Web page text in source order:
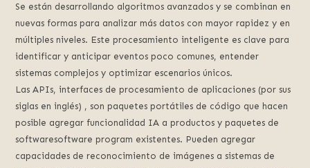
Se están desarrollando algoritmos avanzados y se combinan en
nuevas formas para analizar más datos con mayor rapidez y en
múltiples niveles. Este procesamiento inteligente es clave para
identificar y anticipar eventos poco comunes, entender
sistemas complejos y optimizar escenarios únicos.
Las APIs, interfaces de procesamiento de aplicaciones (por sus
siglas en inglés) , son paquetes portátiles de código que hacen
posible agregar funcionalidad IA a productos y paquetes de
softwaresoftware program existentes. Pueden agregar
capacidades de reconocimiento de imágenes a sistemas de